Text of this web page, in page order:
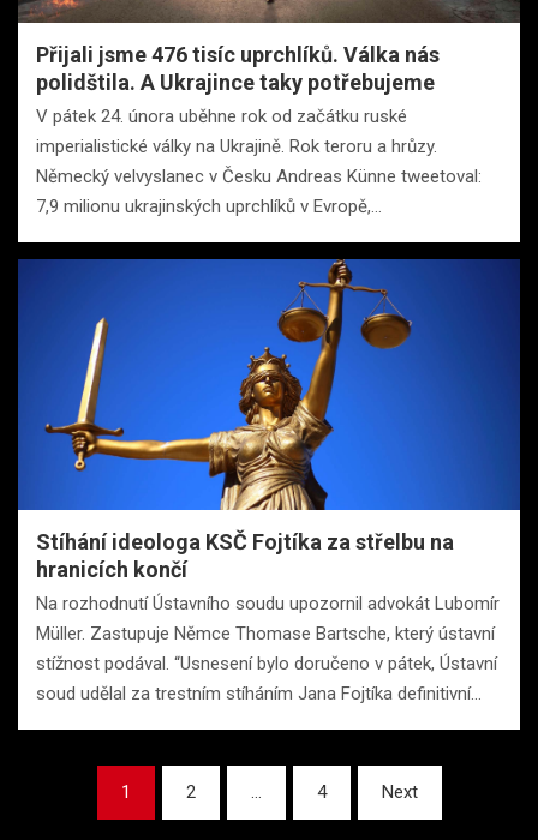
Přijali jsme 476 tisíc uprchlíků. Válka nás
polidštila. A Ukrajince taky potřebujeme
V pátek 24. února uběhne rok od začátku ruské
imperialistické války na Ukrajině. Rok teroru a hrůzy.
Německý velvyslanec v Česku Andreas Künne tweetoval:
7,9 milionu ukrajinských uprchlíků v Evropě,…
Stíhání ideologa KSČ Fojtíka za střelbu na
hranicích končí
Na rozhodnutí Ústavního soudu upozornil advokát Lubomír
Müller. Zastupuje Němce Thomase Bartsche, který ústavní
stížnost podával. “Usnesení bylo doručeno v pátek, Ústavní
soud udělal za trestním stíháním Jana Fojtíka definitivní…
Stránkování
příspěvků
1 2 … 4 Next